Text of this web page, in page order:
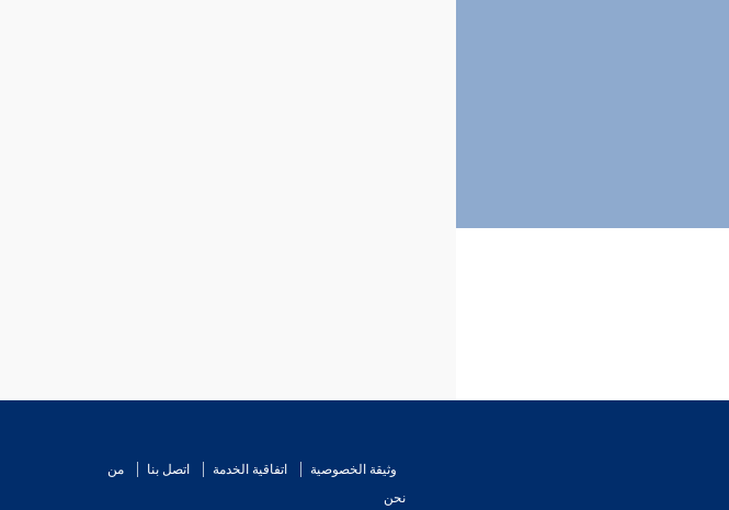
وثيقة الخصوصية اتفاقية الخدمة اتصل بنا
من
نحن